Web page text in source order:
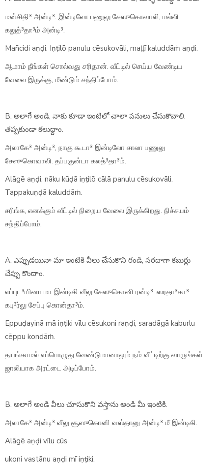
மன்சிதி³ அன்டி³. இன்டிலோ பணுலு சேஸுகொவாலி, மல்லி
கலுத்³தா³ம் அன்டி³.
Man̄cidi aṇḍi. Iṇṭilō panulu cēsukovāli, maḷḷī kaluddāṁ aṇḍi.
ஆமாம் நீங்கள் சொல்வது சரிதான். வீட்டில் செய்ய வேண்டிய
வேலை இருக்கு, மீண்டும் சந்திப்போம்.
B. అలాగే అండి, నాకు కూడా ఇంటిలో చాలా పనులు చేసుకొవాలి.
తప్పకుండా కలుద్దాం.
அலாகே³ அன்டி³, நாகு கூடா³ இன்டிலோ சாலா பணுலு
சேஸுகொவாலி. தப்பகுன்டா கலத்³தா³ம்.
Alāgē aṇḍi, nāku kūḍā iṇṭilō cālā panulu cēsukovāli.
Tappakuṇḍā kaluddāṁ.
சரிங்க, எனக்கும் வீட்டில் நிறைய வேலை இருக்கிறது. நிச்சயம்
சந்திப்போம்.
A. ఎప్పుడయినా మా ఇంటికి వీలు చేసుకొని రండి, సరదాగా కబుర్లు
చేప్పు కొందాం.
எப்புட³யினா மா இன்டிகி வீலு சேஸுகொனி ரன்டி³. ஸரதா³கா³
கபு³ர்லு சேப்பு கொன்தா³ம்.
Eppuḍayinā mā iṇṭiki vīlu cēsukoni raṇḍi, saradāgā kaburlu
cēppu kondāṁ.
தயங்காமல் எப்பொழுது வேண்டுமானாலும் நம் வீட்டிற்கு வாருங்கள்
ஜாலியாக அரட்டை அடிப்போம்.
B. అలాగే అండి వీలు చూసుకొని వస్తాను అండి మీ ఇంటికి.
அலாகே³ அன்டி³ வீலு சூஸுகொனி வஸ்தானு அன்டி³ மீ இன்டிகி.
Alāgē aṇḍi vīlu cūs
ukoni vastānu aṇḍi mī iṇṭiki.